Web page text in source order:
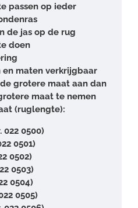
passen op ieder
de jas op de rug
doen
en maten verkrijgbaar
grotere maat aan dan
maat te nemen
(ruglengte):
022 0500)
0501)
0502)
0503)
0504)
0505)